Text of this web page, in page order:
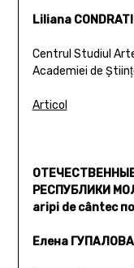
Liliana
Centrul Studiul
Academiei de
Articol
РЕСПУБЛИКИ
aripi de cântec
Елена ГУПАЛОВА